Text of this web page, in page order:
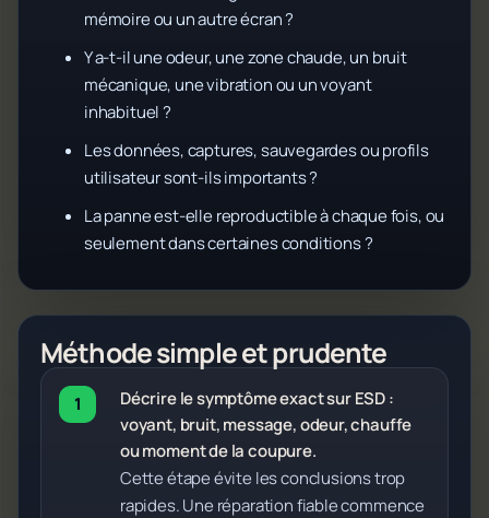
mémoire ou un autre écran ?
Y a-t-il une odeur, une zone chaude, un bruit
mécanique, une vibration ou un voyant
inhabituel ?
Les données, captures, sauvegardes ou profils
utilisateur sont-ils importants ?
La panne est-elle reproductible à chaque fois, ou
seulement dans certaines conditions ?
Méthode simple et prudente
Décrire le symptôme exact sur ESD :
voyant, bruit, message, odeur, chauffe
ou moment de la coupure.
Cette étape évite les conclusions trop
rapides. Une réparation fiable commence